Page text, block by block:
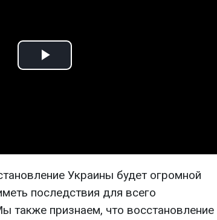
Play
Украины будет огромной
последствия для всего
также признаем, что восстановление